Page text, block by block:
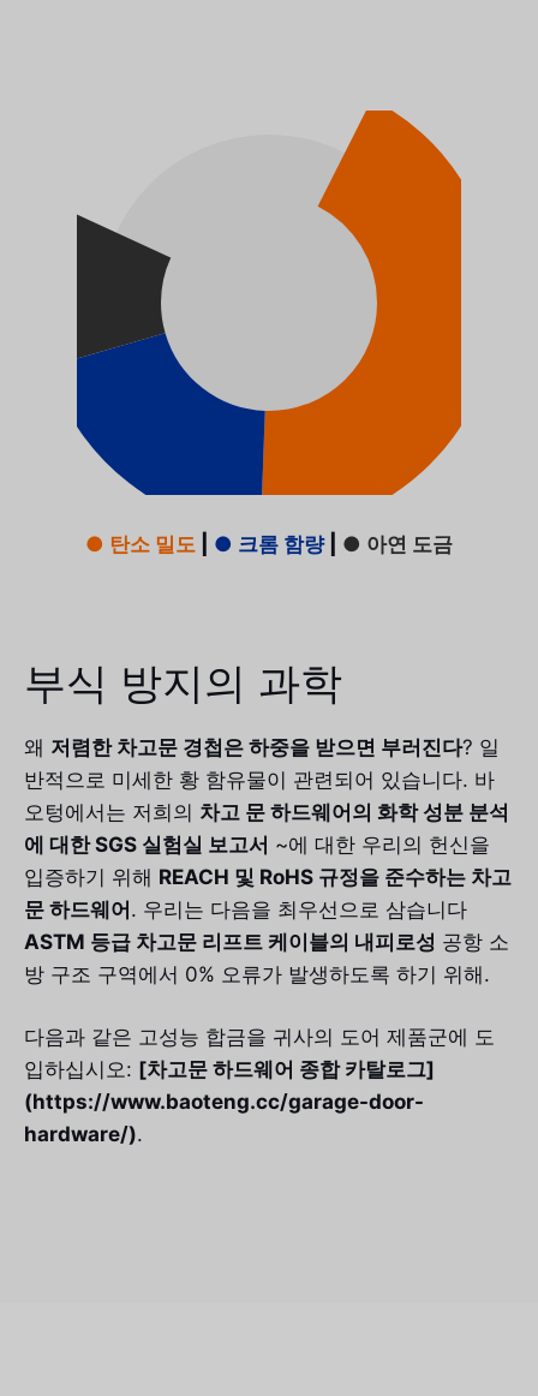
● 탄소 밀도 ● 크롬 함량| ● 아연 도금
부식 방지의 과학
왜 저렴한 차고문 경첩은 하중을 받으면 부러진다? 일
반적으로 미세한 황 함유물이 관련되어 있습니다. 바
오텅에서는 저희의 차고 문 하드웨어의 화학 성분 분석
에 대한 SGS 실험실 보고서 ~에 대한 우리의 헌신을
입증하기 위해 REACH 및 RoHS 규정을 준수하는 차고
문 하드웨어. 우리는 다음을 최우선으로 삼습니다
ASTM 등급 차고문 리프트 케이블의 내피로성 공항 소
방 구조 구역에서 0% 오류가 발생하도록 하기 위해.
다음과 같은 고성능 합금을 귀사의 도어 제품군에 도
입하십시오: [차고문 하드웨어 종합 카탈로그]
(https://www.baoteng.cc/garage-door-
hardware/).